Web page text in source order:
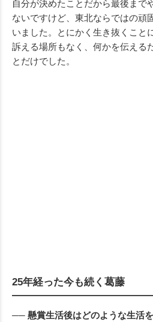
自分が決めたことだから最後まで
ないですけど、東北ならではの頑
いました。とにかく生き抜くこと
訴える場所もなく、何かを伝える
とだけでした。
25年経った今も続く葛藤
── 懸賞生活後はどのような生活を